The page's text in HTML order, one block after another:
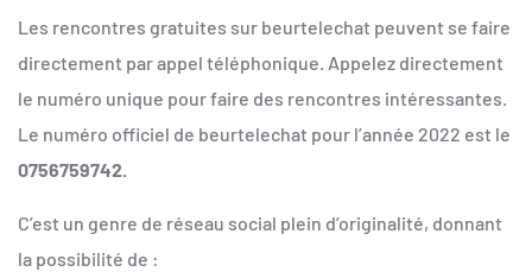
Les rencontres gratuites sur beurtelechat peuvent se faire
directement par appel téléphonique. Appelez directement
le numéro unique pour faire des rencontres intéressantes.
Le numéro officiel de beurtelechat pour l’année 2022 est le
0756759742.
C’est un genre de réseau social plein d’originalité, donnant
la possibilité de :